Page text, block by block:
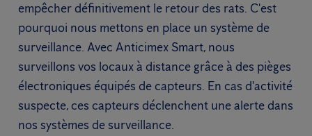
empêcher définitivement le retour des rats. C'est
pourquoi nous mettons en place un système de
surveillance. Avec Anticimex Smart, nous
surveillons vos locaux à distance grâce à des pièges
électroniques équipés de capteurs. En cas d'activité
suspecte, ces capteurs déclenchent une alerte dans
nos systèmes de surveillance.